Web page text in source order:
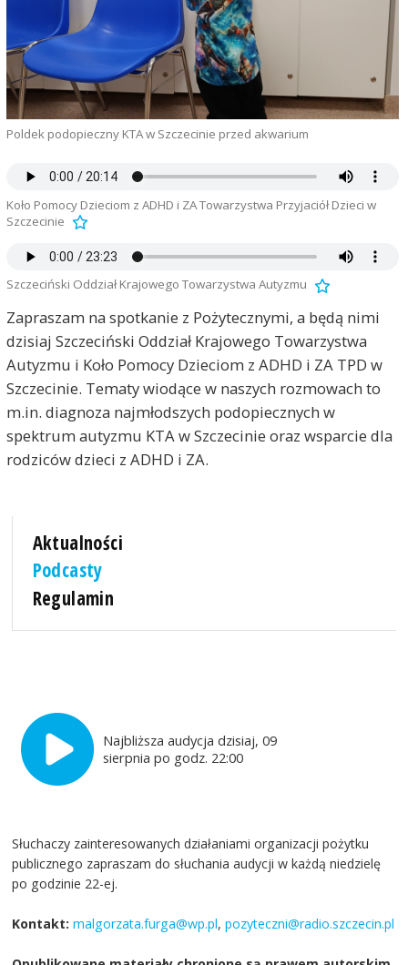
Poldek podopieczny KTA w Szczecinie przed akwarium
Koło Pomocy Dzieciom z ADHD i ZA Towarzystwa Przyjaciół Dzieci w
Szczecinie
Szczeciński Oddział Krajowego Towarzystwa Autyzmu
Zapraszam na spotkanie z Pożytecznymi, a będą nimi
dzisiaj Szczeciński Oddział Krajowego Towarzystwa
Autyzmu i Koło Pomocy Dzieciom z ADHD i ZA TPD w
Szczecinie. Tematy wiodące w naszych rozmowach to
m.in. diagnoza najmłodszych podopiecznych w
spektrum autyzmu KTA w Szczecinie oraz wsparcie dla
rodziców dzieci z ADHD i ZA.
Aktualności
Podcasty
Regulamin
Najbliższa audycja dzisiaj, 09
sierpnia po godz. 22:00
Słuchaczy zainteresowanych działaniami organizacji pożytku
publicznego zapraszam do słuchania audycji w każdą niedzielę
po godzinie 22-ej.
Kontakt: malgorzata.furga@wp.pl,pozyteczni@radio.szczecin.pl